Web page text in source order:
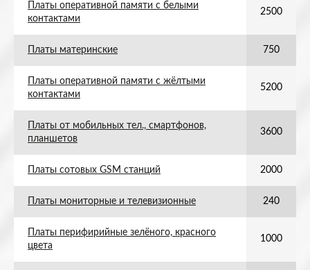
Платы оперативной памяти с белыми
контактами
2500
Платы материнские 750
Платы оперативной памяти с жёлтыми
контактами
5200
Платы от мобильных тел., смартфонов,
планшетов
3600
Платы сотовых GSM станций 2000
Платы мониторные и телевизионные 240
Платы перифирийные зелёного, красного
цвета
1000